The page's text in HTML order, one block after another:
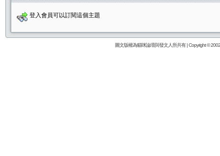
登入會員可以訂閱這個主題
圖文版權為貓咪論壇與發文人所共有 | Copyright ©